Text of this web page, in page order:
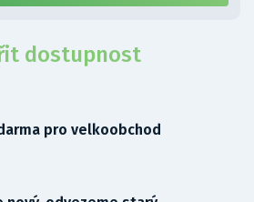
dostupnost
pro velkoobchod